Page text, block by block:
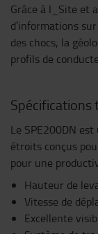
Grâce à I_Site et
d’informations
des chocs, la
profils de
Spécifications
Le SPE200DN
étroits conçus
pour une
Hauteur de
Vitesse de
Excellente